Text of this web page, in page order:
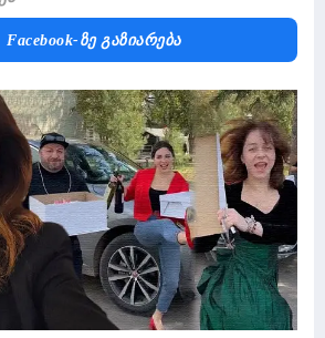
Facebook-Ზე Გაზიარება